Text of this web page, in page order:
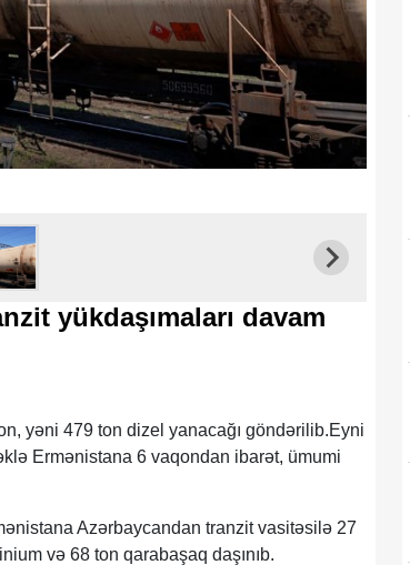
yükdaşımaları davam
yəni 479 ton dizel yanacağı göndərilib.Eyni
Ermənistana 6 vaqondan ibarət, ümumi
Azərbaycandan tranzit vasitəsilə 27
və 68 ton qarabaşaq daşınıb.